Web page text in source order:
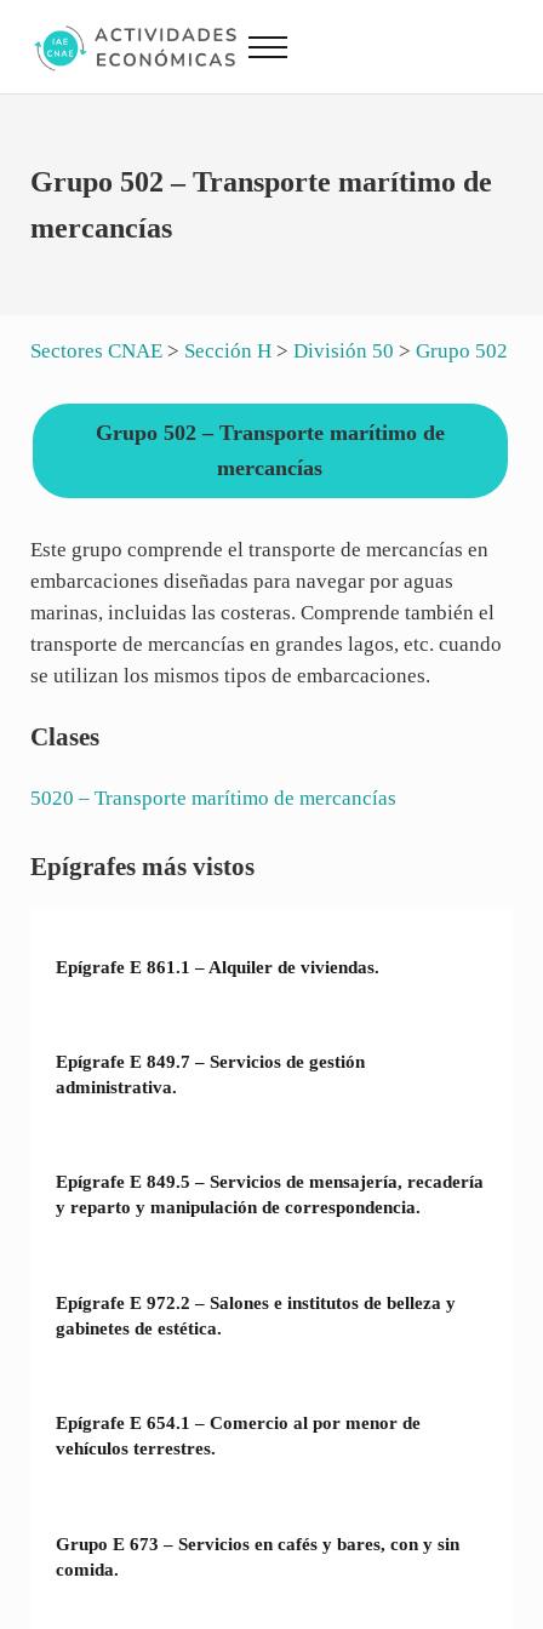
Actividades Económicas IAE CNAE
Menu
Grupo 502 – Transporte marítimo de
mercancías
Sectores CNAE> Sección H> División 50 > Grupo 502
Grupo 502 – Transporte marítimo de
mercancías
Este grupo comprende el transporte de mercancías en
embarcaciones diseñadas para navegar por aguas
marinas, incluidas las costeras. Comprende también el
transporte de mercancías en grandes lagos, etc. cuando
se utilizan los mismos tipos de embarcaciones.
Clases
5020 – Transporte marítimo de mercancías
Sidebar
Epígrafes más vistos
Epígrafe E 861.1 – Alquiler de viviendas.
Epígrafe E 849.7 – Servicios de gestión
administrativa.
Epígrafe E 849.5 – Servicios de mensajería, recadería
y reparto y manipulación de correspondencia.
Epígrafe E 972.2 – Salones e institutos de belleza y
gabinetes de estética.
Epígrafe E 654.1 – Comercio al por menor de
vehículos terrestres.
Grupo E 673 – Servicios en cafés y bares, con y sin
comida.